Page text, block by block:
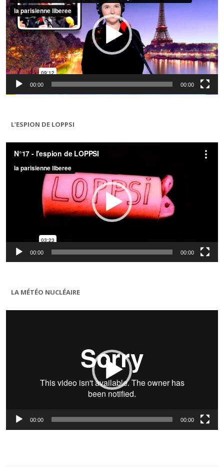
00:00 00:00
L’ESPION DE LOPPSI
Lecteur
vidéo
00:00 00:00
LA MÉTÉO NUCLÉAIRE
Lecteur
00:00 00:00